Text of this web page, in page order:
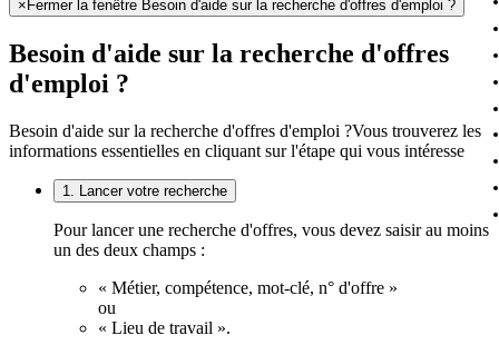
× Fermer la fenêtre Besoin d'aide sur la recherche d'offres d'emploi ?
Besoin d'aide sur la recherche d'offres
d'emploi ?
Besoin d'aide sur la recherche d'offres d'emploi ?Vous trouverez les
informations essentielles en cliquant sur l'étape qui vous intéresse
1. Lancer votre recherche
Pour lancer une recherche d'offres, vous devez saisir au moins
un des deux champs :
« Métier, compétence, mot-clé, n° d'offre »
ou
« Lieu de travail ».